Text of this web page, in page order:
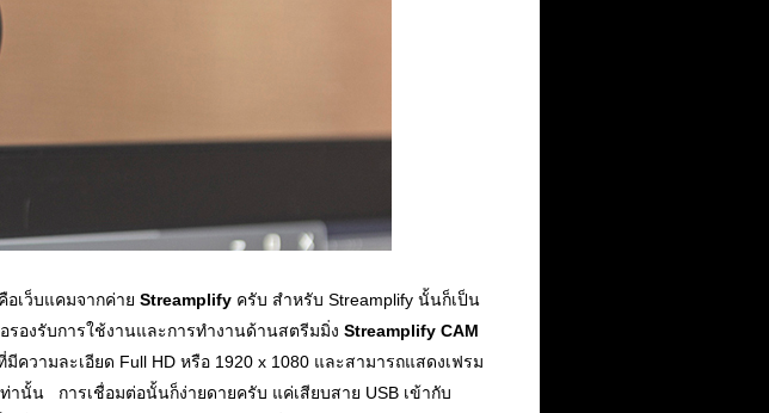
เว็บแคมจากค่าย Streamplify ครับ สำหรับ Streamplify นั้นก็เป็น
องรับการใช้งานและการทำงานด้านสตรีมมิ่ง Streamplify CAM
วามละเอียด Full HD หรือ 1920 x 1080 และสามารถแสดงเฟรม
ท่านั้น
การเชื่อมต่อนั้นก็ง่ายดายครับ แค่เสียบสาย USB เข้ากับ